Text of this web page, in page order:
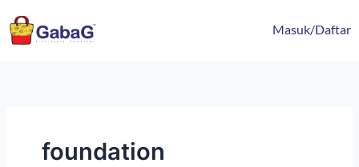
ke
konten
Masuk/Daftar
foundation